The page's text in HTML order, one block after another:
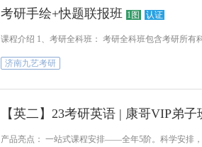
考研手绘+快题联报班 1图 认证
课程介绍 1、考研全科班： 考研全科班包含考研所有
济南九艺考研
【英二】23考研英语 | 康哥VIP弟子
产品亮点： 一站式课程安排——全年5阶。科学安排